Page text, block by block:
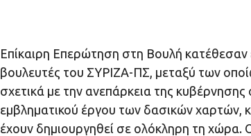
Επίκαιρη Επερώτηση στη Βουλή
βουλευτές του ΣΥΡΙΖΑ-ΠΣ, μεταξύ των
σχετικά με την ανεπάρκεια της
εμβληματικού έργου των δασικών χαρτών,
έχουν δημιουργηθεί σε ολόκληρη τη χώρα.